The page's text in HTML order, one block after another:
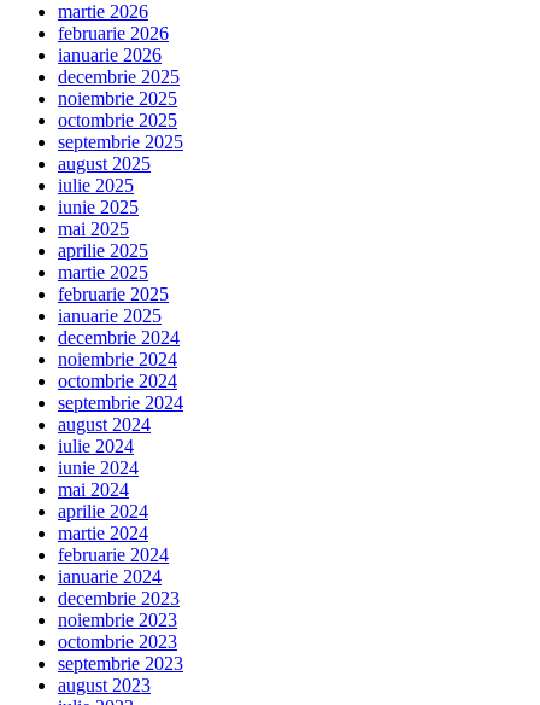
martie 2026
februarie 2026
ianuarie 2026
decembrie 2025
noiembrie 2025
octombrie 2025
septembrie 2025
august 2025
iulie 2025
iunie 2025
mai 2025
aprilie 2025
martie 2025
februarie 2025
ianuarie 2025
decembrie 2024
noiembrie 2024
octombrie 2024
septembrie 2024
august 2024
iulie 2024
iunie 2024
mai 2024
aprilie 2024
martie 2024
februarie 2024
ianuarie 2024
decembrie 2023
noiembrie 2023
octombrie 2023
septembrie 2023
august 2023